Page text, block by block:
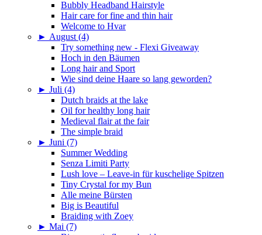
Bubbly Headband Hairstyle
Hair care for fine and thin hair
Welcome to Hvar
► August (4)
Try something new - Flexi Giveaway
Hoch in den Bäumen
Long hair and Sport
Wie sind deine Haare so lang geworden?
► Juli (4)
Dutch braids at the lake
Oil for healthy long hair
Medieval flair at the fair
The simple braid
► Juni (7)
Summer Wedding
Senza Limiti Party
Lush love – Leave-in für kuschelige Spitzen
Tiny Crystal for my Bun
Alle meine Bürsten
Big is Beautiful
Braiding with Zoey
► Mai (7)